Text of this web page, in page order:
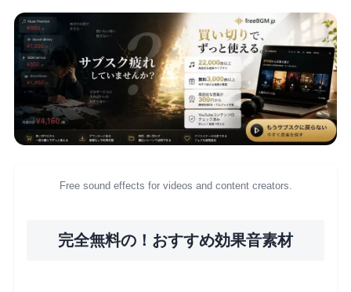
Free sound effects for videos and content creators.
完全無料の！おすすめ効果音素材